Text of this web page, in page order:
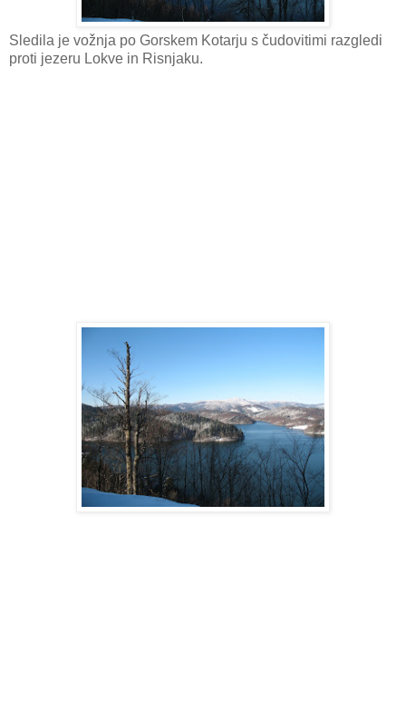
Sledila je vožnja po Gorskem Kotarju s čudovitimi razgledi
proti jezeru Lokve in Risnjaku.